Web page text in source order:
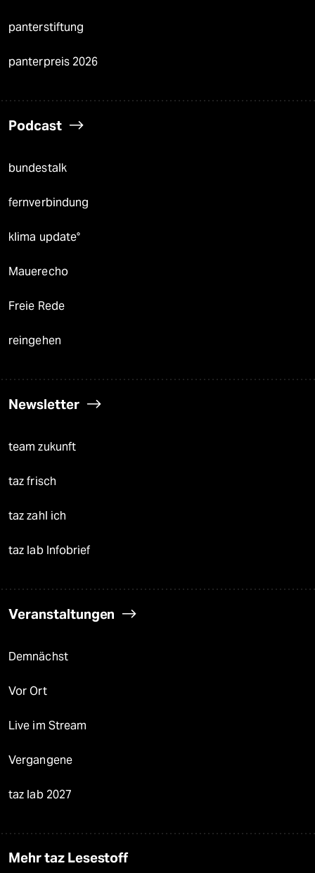
panterstiftung
panterpreis 2026
Podcast
bundestalk
fernverbindung
klima update°
Mauerecho
Freie Rede
reingehen
Newsletter
team zukunft
taz frisch
taz zahl ich
taz lab Infobrief
Veranstaltungen
Demnächst
Vor Ort
Live im Stream
Vergangene
taz lab 2027
Mehr taz Lesestoff